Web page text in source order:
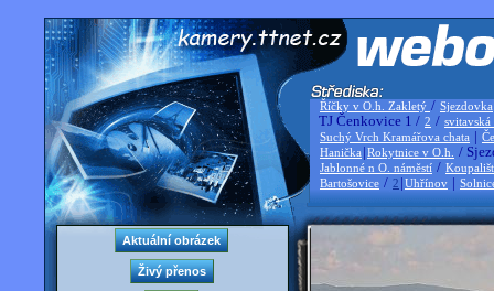
Říčky v O.h. Zakletý / Sjezdovka
TJ Čenkovice 1 / 2 / svitavská
Suchý Vrch Kramářova chata |
Hanička |Rokytnice v O.h. /
Jablonné n O. náměstí /
Bartošovice / 2 |Uhřínov |